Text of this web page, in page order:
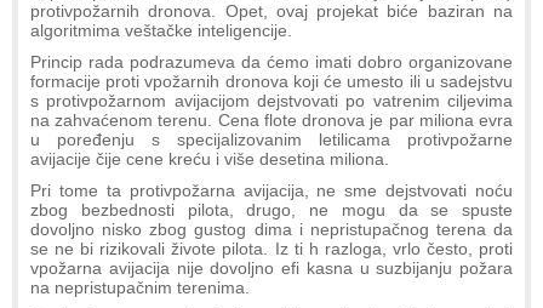
protivpožarnih dronova. Opet, ovaj projekat biće baziran na
algoritmima veštačke inteligencije.
Princip rada podrazumeva da ćemo imati dobro organizovane
formacije proti vpožarnih dronova koji će umesto ili u sadejstvu
s protivpožarnom avijacijom dejstvovati po vatrenim ciljevima
na zahvaćenom terenu. Cena flote dronova je par miliona evra
u poređenju s specijalizovanim letilicama protivpožarne
avijacije čije cene kreću i više desetina miliona.
Pri tome ta protivpožarna avijacija, ne sme dejstvovati noću
zbog bezbednosti pilota, drugo, ne mogu da se spuste
dovoljno nisko zbog gustog dima i nepristupačnog terena da
se ne bi rizikovali živote pilota. Iz ti h razloga, vrlo često, proti
vpožarna avijacija nije dovoljno efi kasna u suzbijanju požara
na nepristupačnim terenima.